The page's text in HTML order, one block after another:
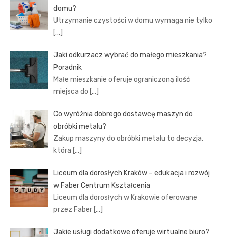
domu?
Utrzymanie czystości w domu wymaga nie tylko
[…]
Jaki odkurzacz wybrać do małego mieszkania?
Poradnik
Małe mieszkanie oferuje ograniczoną ilość
miejsca do […]
Co wyróżnia dobrego dostawcę maszyn do
obróbki metalu?
Zakup maszyny do obróbki metalu to decyzja,
która […]
Liceum dla dorosłych Kraków – edukacja i rozwój
w Faber Centrum Kształcenia
Liceum dla dorosłych w Krakowie oferowane
przez Faber […]
Jakie usługi dodatkowe oferuje wirtualne biuro?